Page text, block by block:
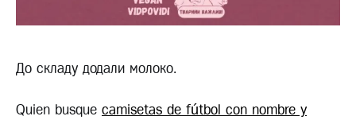
До складу додали молоко.
Quien busque camisetas de fútbol con nombre y